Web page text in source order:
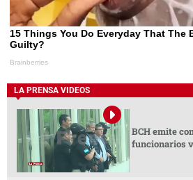
LA PRENSA VIDEOS
BCH emite
funcionarios